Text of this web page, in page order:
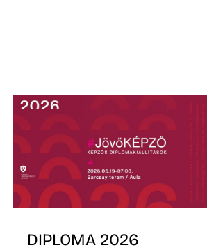
DIPLOMA 2026